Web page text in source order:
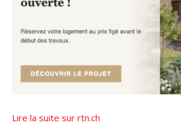
Lire la suite sur rtn.ch